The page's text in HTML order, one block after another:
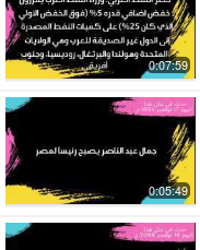
0:07:59
0:05:49